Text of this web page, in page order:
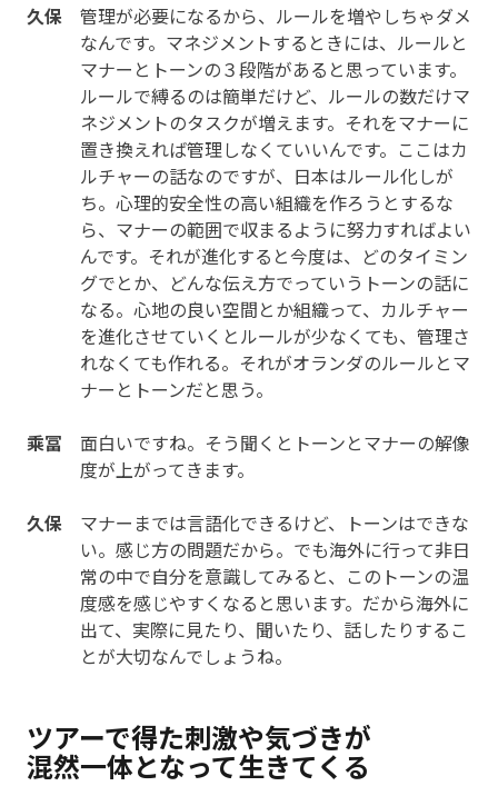
久保 管理が必要になるから、ルールを増やしちゃダメ
なんです。マネジメントするときには、ルールと
マナーとトーンの３段階があると思っています。
ルールで縛るのは簡単だけど、ルールの数だけマ
ネジメントのタスクが増えます。それをマナーに
置き換えれば管理しなくていいんです。ここはカ
ルチャーの話なのですが、日本はルール化しが
ち。心理的安全性の高い組織を作ろうとするな
ら、マナーの範囲で収まるように努力すればよい
んです。それが進化すると今度は、どのタイミン
グでとか、どんな伝え方でっていうトーンの話に
なる。心地の良い空間とか組織って、カルチャー
を進化させていくとルールが少なくても、管理さ
れなくても作れる。それがオランダのルールとマ
ナーとトーンだと思う。
乘冨 面白いですね。そう聞くとトーンとマナーの解像
度が上がってきます。
久保 マナーまでは言語化できるけど、トーンはできな
い。感じ方の問題だから。でも海外に行って非日
常の中で自分を意識してみると、このトーンの温
度感を感じやすくなると思います。だから海外に
出て、実際に見たり、聞いたり、話したりするこ
とが大切なんでしょうね。
ツアーで得た刺激や気づきが
混然一体となって生きてくる